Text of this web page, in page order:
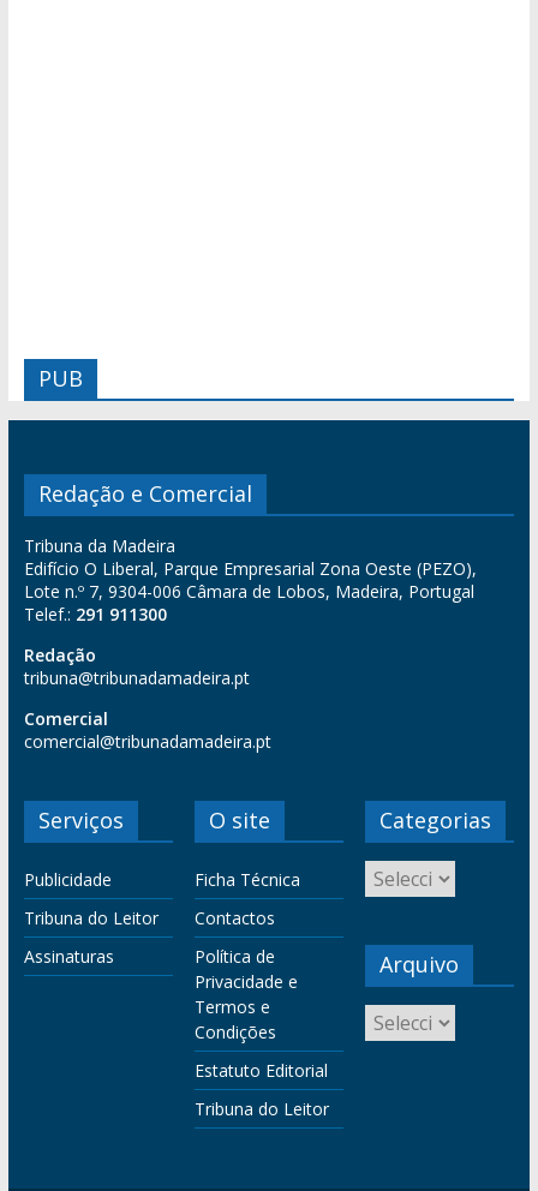
PUB
Redação e Comercial
Tribuna da Madeira
Edifício O Liberal, Parque Empresarial Zona Oeste (PEZO),
Lote n.º 7, 9304-006 Câmara de Lobos, Madeira, Portugal
Telef.: 291 911300
Redação
tribuna@tribunadamadeira.pt
Comercial
comercial@tribunadamadeira.pt
Serviços
Publicidade
Tribuna do Leitor
Assinaturas
O site
Ficha Técnica
Contactos
Política de
Privacidade e
Termos e
Condições
Estatuto Editorial
Tribuna do Leitor
Categorias
Arquivo